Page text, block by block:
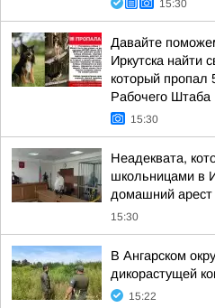
15:30
Давайте
Иркутска найти
который пропал
Рабочего Штаба
15:30
Неадеквата,
школьницами в
домашний
15:30
В Ангарском
дикорастущей
15:22